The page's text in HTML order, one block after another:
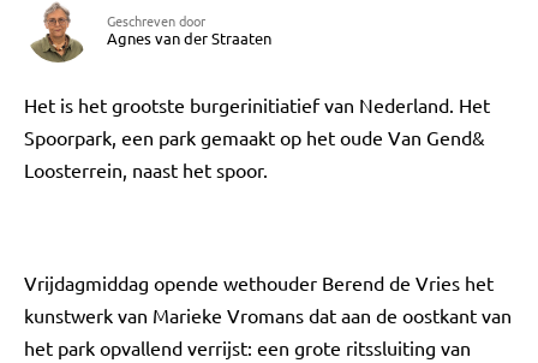
Geschreven door
Agnes van der Straaten
Het is het grootste burgerinitiatief van Nederland. Het
Spoorpark, een park gemaakt op het oude Van Gend&
Loosterrein, naast het spoor.
Vrijdagmiddag opende wethouder Berend de Vries het
kunstwerk van Marieke Vromans dat aan de oostkant van
het park opvallend verrijst: een grote ritssluiting van